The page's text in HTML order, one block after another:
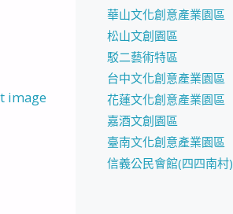
image
華山文化創意產業園區
松山文創園區
駁二藝術特區
台中文化創意產業園區
花蓮文化創意產業園區
嘉酒文創園區
臺南文化創意產業園區
信義公民會館(四四南村)